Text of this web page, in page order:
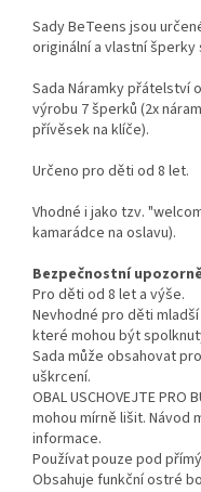
Sady BeTeens jsou
originální a vlastní
Sada Náramky přátelství
výrobu 7 šperků (2x
přívěsek na klíče).
Určeno pro děti od 8 let.
Vhodné i jako tzv.
kamarádce na oslavu).
Bezpečnostní
Pro děti od 8 let a výše.
Nevhodné pro děti
které mohou být
Sada může obsahovat
uškrcení.
OBAL USCHOVEJTE PRO
mohou mírně lišit. Návod
informace.
Používat pouze pod
Obsahuje funkční ostré